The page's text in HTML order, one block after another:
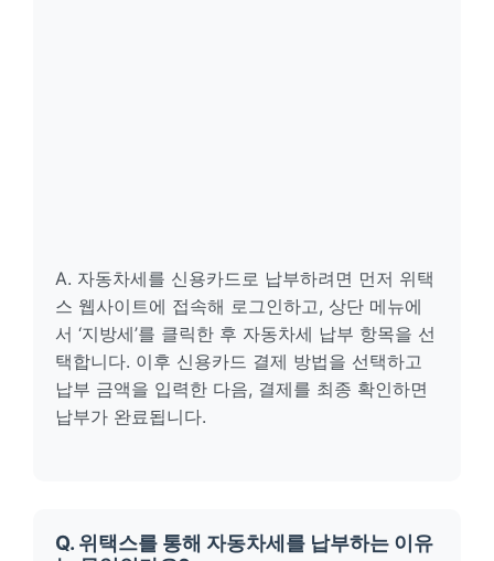
A. 자동차세를 신용카드로 납부하려면 먼저 위택
스 웹사이트에 접속해 로그인하고, 상단 메뉴에
서 ‘지방세’를 클릭한 후 자동차세 납부 항목을 선
택합니다. 이후 신용카드 결제 방법을 선택하고
납부 금액을 입력한 다음, 결제를 최종 확인하면
납부가 완료됩니다.
Q. 위택스를 통해 자동차세를 납부하는 이유